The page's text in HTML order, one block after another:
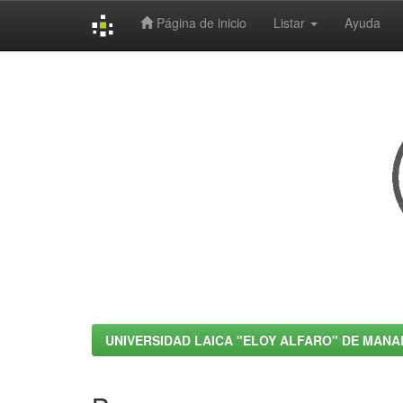
Página de inicio Listar Ayuda
UNIVERSIDAD LAICA "ELOY ALFARO" DE